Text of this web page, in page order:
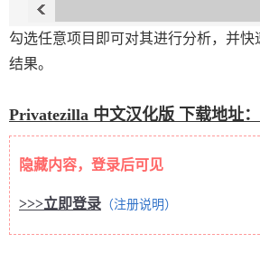
勾选任意项目即可对其进行分析，并快
结果。
Privatezilla 中文汉化版 下载地址：
隐藏内容，登录后可见
>>>立即登录 （注册说明）